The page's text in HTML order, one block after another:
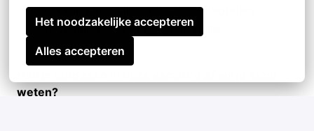
Het noodzakelijke accepteren
Alles accepteren
Ervaring met Microsoft 365, integraties
(Dynamics 365 / BI) en ITIL/ITSM
weten?